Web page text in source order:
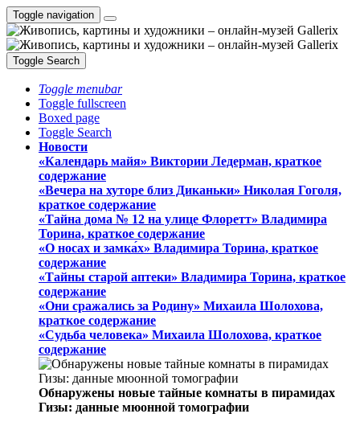
Toggle navigation
Toggle Search
Toggle menubar
Toggle fullscreen
Boxed page
Toggle Search
Новости
«Календарь майя» Виктории Ледерман, краткое
содержание
«Вечера на хуторе близ Диканьки» Николая Гоголя,
краткое содержание
«Тайна дома № 12 на улице Флоретт» Владимира
Торина, краткое содержание
«О носах и замка́х» Владимира Торина, краткое
содержание
«Тайны старой аптеки» Владимира Торина, краткое
содержание
«Они сражались за Родину» Михаила Шолохова,
краткое содержание
«Судьба человека» Михаила Шолохова, краткое
содержание
Обнаружены новые тайные комнаты в пирамидах
Гизы: данные мюонной томографии